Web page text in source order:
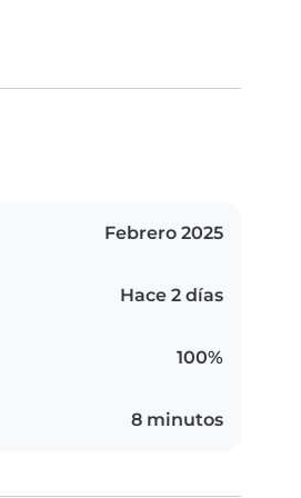
Febrero 2025
Hace 2 días
100%
8 minutos